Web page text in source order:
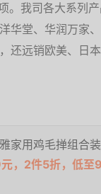
。我司各大系列
华堂、华润万家
还远销欧美、日
家用鸡毛掸组合
，2件5折，低至